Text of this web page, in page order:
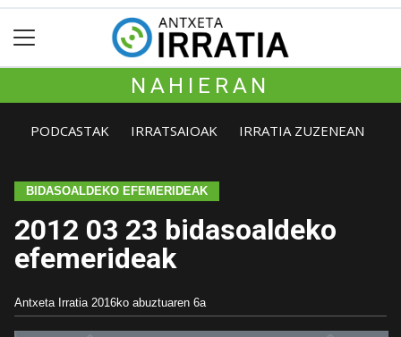
NAHIERAN
PODCASTAK IRRATSAIOAK IRRATIA ZUZENEAN
BIDASOALDEKO EFEMERIDEAK
2012 03 23 bidasoaldeko
efemerideak
Antxeta Irratia 2016ko abuztuaren 6a